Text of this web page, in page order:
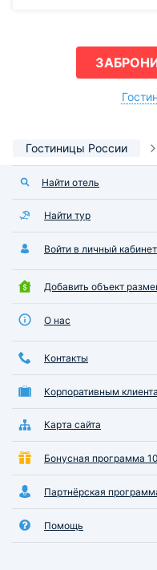
Гостиницы России
Найти отель
Найти тур
Войти в личный кабинет
Добавить объект
О нас
Контакты
Корпоративным
Карта сайта
Бонусная программа
Партнёрская
Помощь